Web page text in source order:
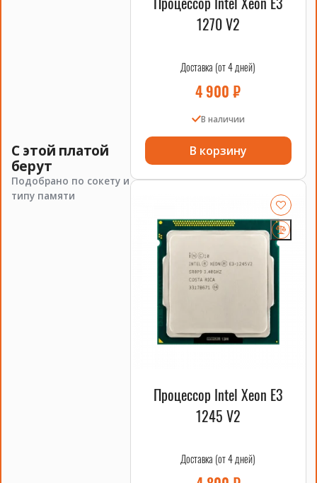
С этой платой
берут
Подобрано по сокету и
типу памяти
1270 V2
Доставка (от 4 дней)
4 900₽
В наличии
В корзину
Процессор Intel Xeon E3
1245 V2
Доставка (от 4 дней)